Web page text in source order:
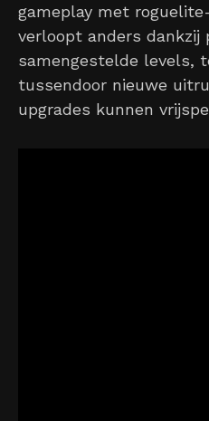
gameplay met
verloopt anders dankzij
samengestelde levels,
tussendoor nieuwe
upgrades kunnen